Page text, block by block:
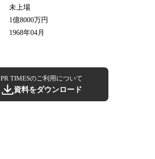
未上場
1億8000万円
1968年04月
PR TIMESのご利用について
資料をダウンロード